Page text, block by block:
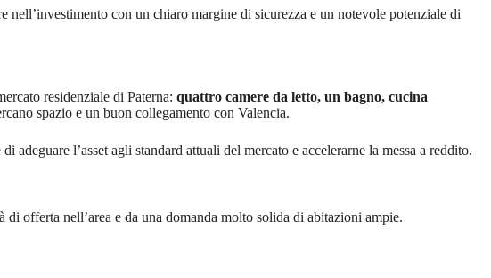
con un chiaro margine di sicurezza e un notevole potenziale di
residenziale di Paterna: quattro camere da letto, un bagno, cucina
spazio e un buon collegamento con Valencia.
l’asset agli standard attuali del mercato e accelerarne la messa a reddito.
di offerta nell’area e da una domanda molto solida di abitazioni ampie.